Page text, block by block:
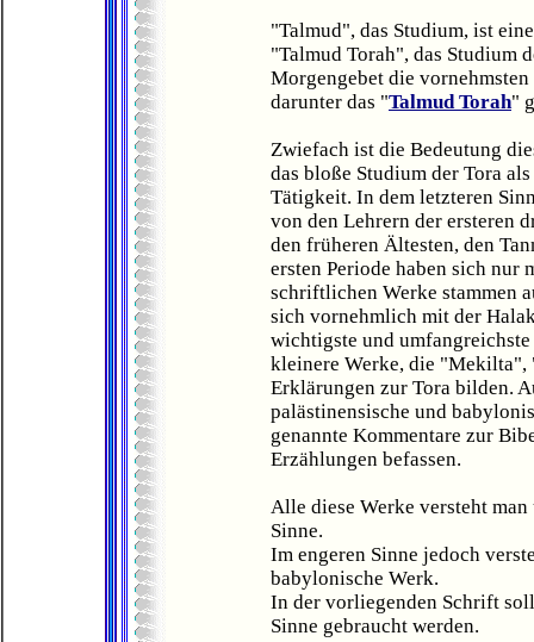
"Talmud", das Studium, ist
"Talmud Torah", das Studium
Morgengebet die
darunter das "Talmud Torah"
Zwiefach ist die Bedeutung
das bloße Studium der Tora
Tätigkeit. In dem letzteren
von den Lehrern der ersteren
den früheren Ältesten, den
ersten Periode haben sich nur
schriftlichen Werke stammen
sich vornehmlich mit der
wichtigste und
kleinere Werke, die
Erklärungen zur Tora bilden.
palästinensische und
genannte Kommentare zur
Erzählungen befassen.
Alle diese Werke versteht
Sinne.
Im engeren Sinne jedoch
babylonische Werk.
In der vorliegenden Schrift
Sinne gebraucht werden.